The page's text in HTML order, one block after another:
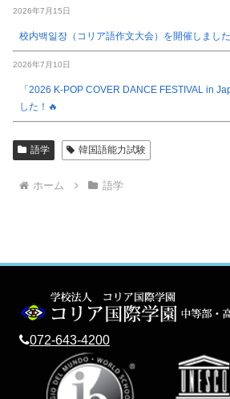
2026年7月15日
校内백일장（コリア語作文大会）を開催しま
2026年7月10日
「2026 K-POP COVER DANCE FESTIVAL in
した！🔥
語学 韓国語能力試験
ホーム 語学
072-643-4200